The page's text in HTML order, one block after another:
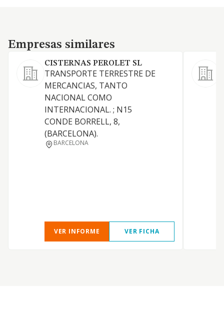
Empresas similares
Empresas similares
CISTERNAS PEROLET SL
TRANSPORTE TERRESTRE DE
MERCANCIAS, TANTO
NACIONAL COMO
INTERNACIONAL. ; N15
CONDE BORRELL, 8,
(BARCELONA).
BARCELONA
VER INFORME VER FICHA